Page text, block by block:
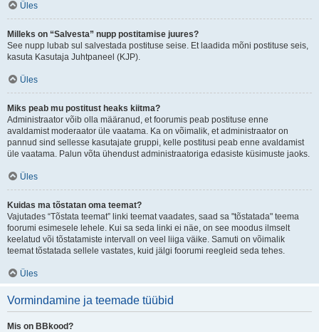
Üles
Milleks on “Salvesta” nupp postitamise juures?
See nupp lubab sul salvestada postituse seise. Et laadida mõni postituse seis,
kasuta Kasutaja Juhtpaneel (KJP).
Üles
Miks peab mu postitust heaks kiitma?
Administraator võib olla määranud, et foorumis peab postituse enne
avaldamist moderaator üle vaatama. Ka on võimalik, et administraator on
pannud sind sellesse kasutajate gruppi, kelle postitusi peab enne avaldamist
üle vaatama. Palun võta ühendust administraatoriga edasiste küsimuste jaoks.
Üles
Kuidas ma tõstatan oma teemat?
Vajutades “Tõstata teemat” linki teemat vaadates, saad sa "tõstatada" teema
foorumi esimesele lehele. Kui sa seda linki ei näe, on see moodus ilmselt
keelatud või tõstatamiste intervall on veel liiga väike. Samuti on võimalik
teemat tõstatada sellele vastates, kuid jälgi foorumi reegleid seda tehes.
Üles
Vormindamine ja teemade tüübid
Mis on BBkood?